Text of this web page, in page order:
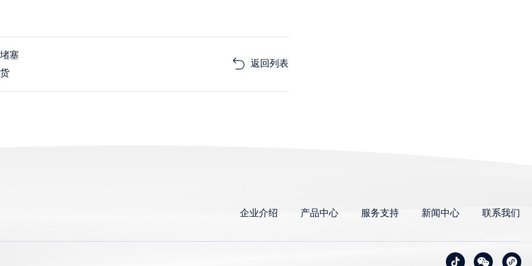
塞
返回列表
企业介绍 产品中心 服务支持 新闻中心 联系我们